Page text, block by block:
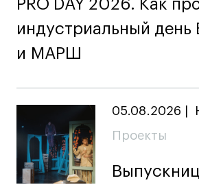
PRO DAY 2026. Как
индустриальный день
и МАРШ
05.08.2026
Проекты